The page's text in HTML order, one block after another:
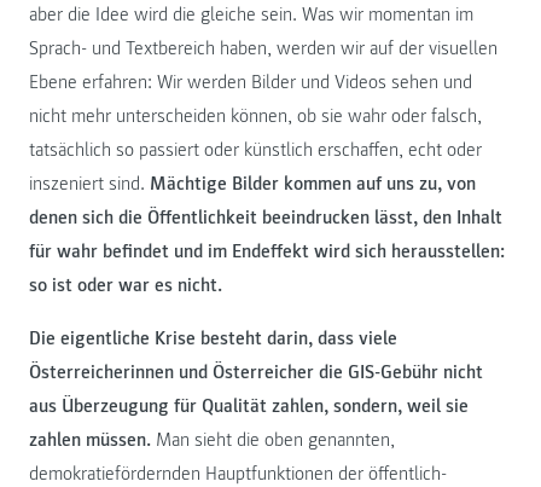
aber die Idee wird die gleiche sein. Was wir momentan im
Sprach- und Textbereich haben, werden wir auf der visuellen
Ebene erfahren: Wir werden Bilder und Videos sehen und
nicht mehr unterscheiden können, ob sie wahr oder falsch,
tatsächlich so passiert oder künstlich erschaffen, echt oder
inszeniert sind. Mächtige Bilder kommen auf uns zu, von
denen sich die Öffentlichkeit beeindrucken lässt, den Inhalt
für wahr befindet und im Endeffekt wird sich herausstellen:
so ist oder war es nicht.
Die eigentliche Krise besteht darin, dass viele
Österreicherinnen und Österreicher die GIS-Gebühr nicht
aus Überzeugung für Qualität zahlen, sondern, weil sie
zahlen müssen. Man sieht die oben genannten,
demokratiefördernden Hauptfunktionen der öffentlich-